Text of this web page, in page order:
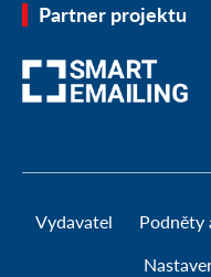
Partner projektu
Vydavatel Podněty